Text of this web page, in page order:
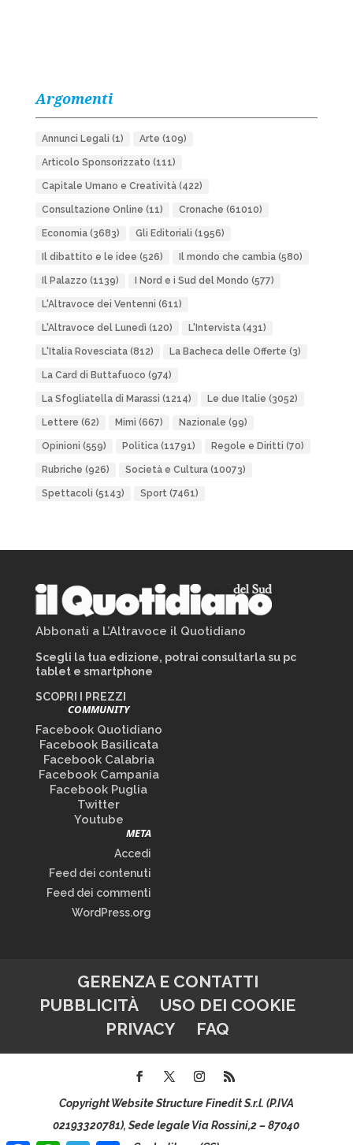
Argomenti
Annunci Legali (1) Arte (109)
Articolo Sponsorizzato (111)
Capitale Umano e Creatività(422)
Consultazione Online (11) Cronache (61010)
Economia(3683) Gli Editoriali (1956)
Il dibattito e le idee (526) Il mondo che cambia(580)
Il Palazzo (1139) I Nord e i Sud del Mondo (577)
L'Altravoce dei Ventenni (611)
L'Altravoce del Lunedì (120) L'Intervista(431)
L'Italia Rovesciata(812) La Bacheca delle Offerte (3)
La Card di Buttafuoco (974)
La Sfogliatella di Marassi (1214) Le due Italie (3052)
Lettere (62) Mimì (667) Nazionale (99)
Opinioni (559) Politica(11791) Regole e Diritti (70)
Rubriche (926) Società e Cultura(10073)
Spettacoli (5143) Sport(7461)
Abbonati a L’Altravoce il Quotidiano
Scegli la tua edizione, potrai consultarla su pc
tablet e smartphone
SCOPRI I PREZZI
COMMUNITY
Facebook Quotidiano
Facebook Basilicata
Facebook Calabria
Facebook Campania
Facebook Puglia
Twitter
Youtube
META
Accedi
Feed dei contenuti
Feed dei commenti
WordPress.org
GERENZA E CONTATTI
PUBBLICITÀ
USO DEI COOKIE
PRIVACY
FAQ
Copyright Website Structure Finedit S.r.l. (P.IVA
02193320781), Sede legale Via Rossini,2 – 87040